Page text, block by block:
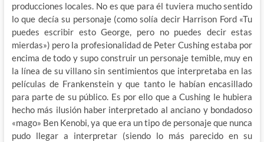
producciones locales. No es que para él tuviera mucho sentido
lo que decía su personaje (como solía decir Harrison Ford «Tu
puedes escribir esto George, pero no puedes decir estas
mierdas») pero la profesionalidad de Peter Cushing estaba por
encima de todo y supo construir un personaje temible, muy en
la línea de su villano sin sentimientos que interpretaba en las
películas de Frankenstein y que tanto le habían encasillado
para parte de su público. Es por ello que a Cushing le hubiera
hecho más ilusión haber interpretado al anciano y bondadoso
«mago» Ben Kenobi, ya que era un tipo de personaje que nunca
pudo llegar a interpretar (siendo lo más parecido en su